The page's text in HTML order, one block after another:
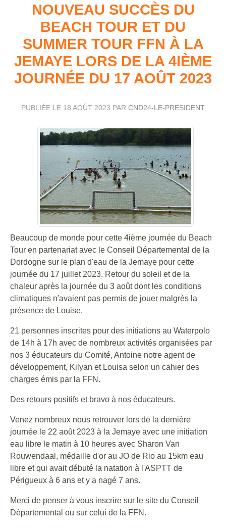
NOUVEAU SUCCÈS DU
BEACH TOUR ET DU
SUMMER TOUR FFN À LA
JEMAYE LORS DE LA 4IÈME
JOURNÉE DU 17 AOÛT 2023
PUBLIÉE LE 18 AOÛT 2023 PAR CND24-LE-PRESIDENT
Beaucoup de monde pour cette 4ième journée du Beach
Tour en partenariat avec le Conseil Départemental de la
Dordogne sur le plan d'eau de la Jemaye pour cette
journée du 17 juillet 2023. Retour du soleil et de la
chaleur après la journée du 3 août dont les conditions
climatiques n'avaient pas permis de jouer malgrès la
présence de Louise.
21 personnes inscrites pour des initiations au Waterpolo
de 14h à 17h avec de nombreux activités organisées par
nos 3 éducateurs du Comité, Antoine notre agent de
développement, Kilyan et Louisa selon un cahier des
charges émis par la FFN.
Des retours positifs et bravo à nos éducateurs.
Venez nombreux nous retrouver lors de la dernière
journée le 22 août 2023 à la Jemaye avec une initiation
eau libre le matin à 10 heures avec Sharon Van
Rouwendaal, médaille d'or au JO de Rio au 15km eau
libre et qui avait débuté la natation à l'ASPTT de
Périgueux à 6 ans et y a nagé 7 ans.
Merci de penser à vous inscrire sur le site du Conseil
Départemental ou sur celui de la FFN.